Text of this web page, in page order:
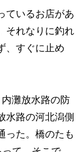
ているお店があ
それなりに釣れ
、すぐに止め
灘放水路の防
水路の河北潟側
った。橋のたも